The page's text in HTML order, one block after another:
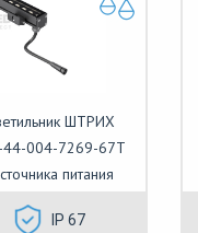
ШТРИХ
004-7269-67Т
питания
IP 67